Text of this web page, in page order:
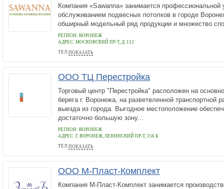
Компания «Sawanna» занимается профессиональной
обслуживанием подвесных потолков в городе
обширный модельный ряд продукции и множество
РЕГИОН: ВОРОНЕЖ
АДРЕС: МОСКОВСКИЙ ПР-Т, Д. 112
ТЕЛ:ПОКАЗАТЬ
+7-950-775-78-25
ООО ТЦ Перестройка
Торговый центр "Перестройка" расположен на
берега г. Воронежа, на разветвленной транспортной
выезда из города. Выгодное местоположение
достаточно большую зону...
РЕГИОН: ВОРОНЕЖ
АДРЕС: Г. ВОРОНЕЖ, ЛЕНИНСКИЙ ПР-Т, 156 Б
ТЕЛ:ПОКАЗАТЬ
+7 (473) 206-69-76
ООО М-Пласт-Комплект
Компания М-Пласт-Комплект занимается